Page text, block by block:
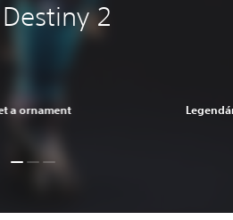
2
a ornament